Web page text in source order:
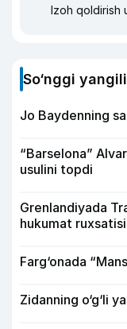
Izoh qoldirish
So‘nggi
Jo Baydenning
“Barselona”
usulini topdi
Grenlandiyada
hukumat
Farg‘onada
Zidanning o‘g‘li